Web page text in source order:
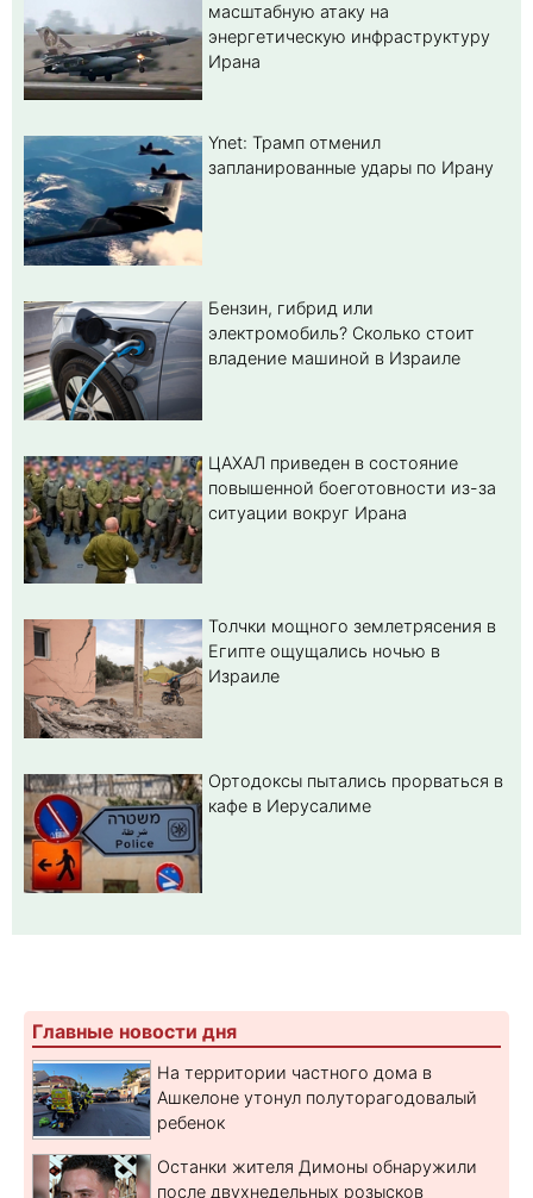
масштабную атаку на
энергетическую инфраструктуру
Ирана
Ynet: Трамп отменил
запланированные удары по Ирану
Бензин, гибрид или
электромобиль? Cколько стоит
владение машиной в Израиле
ЦАХАЛ приведен в состояние
повышенной боеготовности из-за
ситуации вокруг Ирана
Толчки мощного землетрясения в
Египте ощущались ночью в
Израиле
Ортодоксы пытались прорваться в
кафе в Иерусалиме
Главные новости дня
На территории частного дома в
Ашкелоне утонул полуторагодовалый
ребенок
Останки жителя Димоны обнаружили
после двухнедельных розысков